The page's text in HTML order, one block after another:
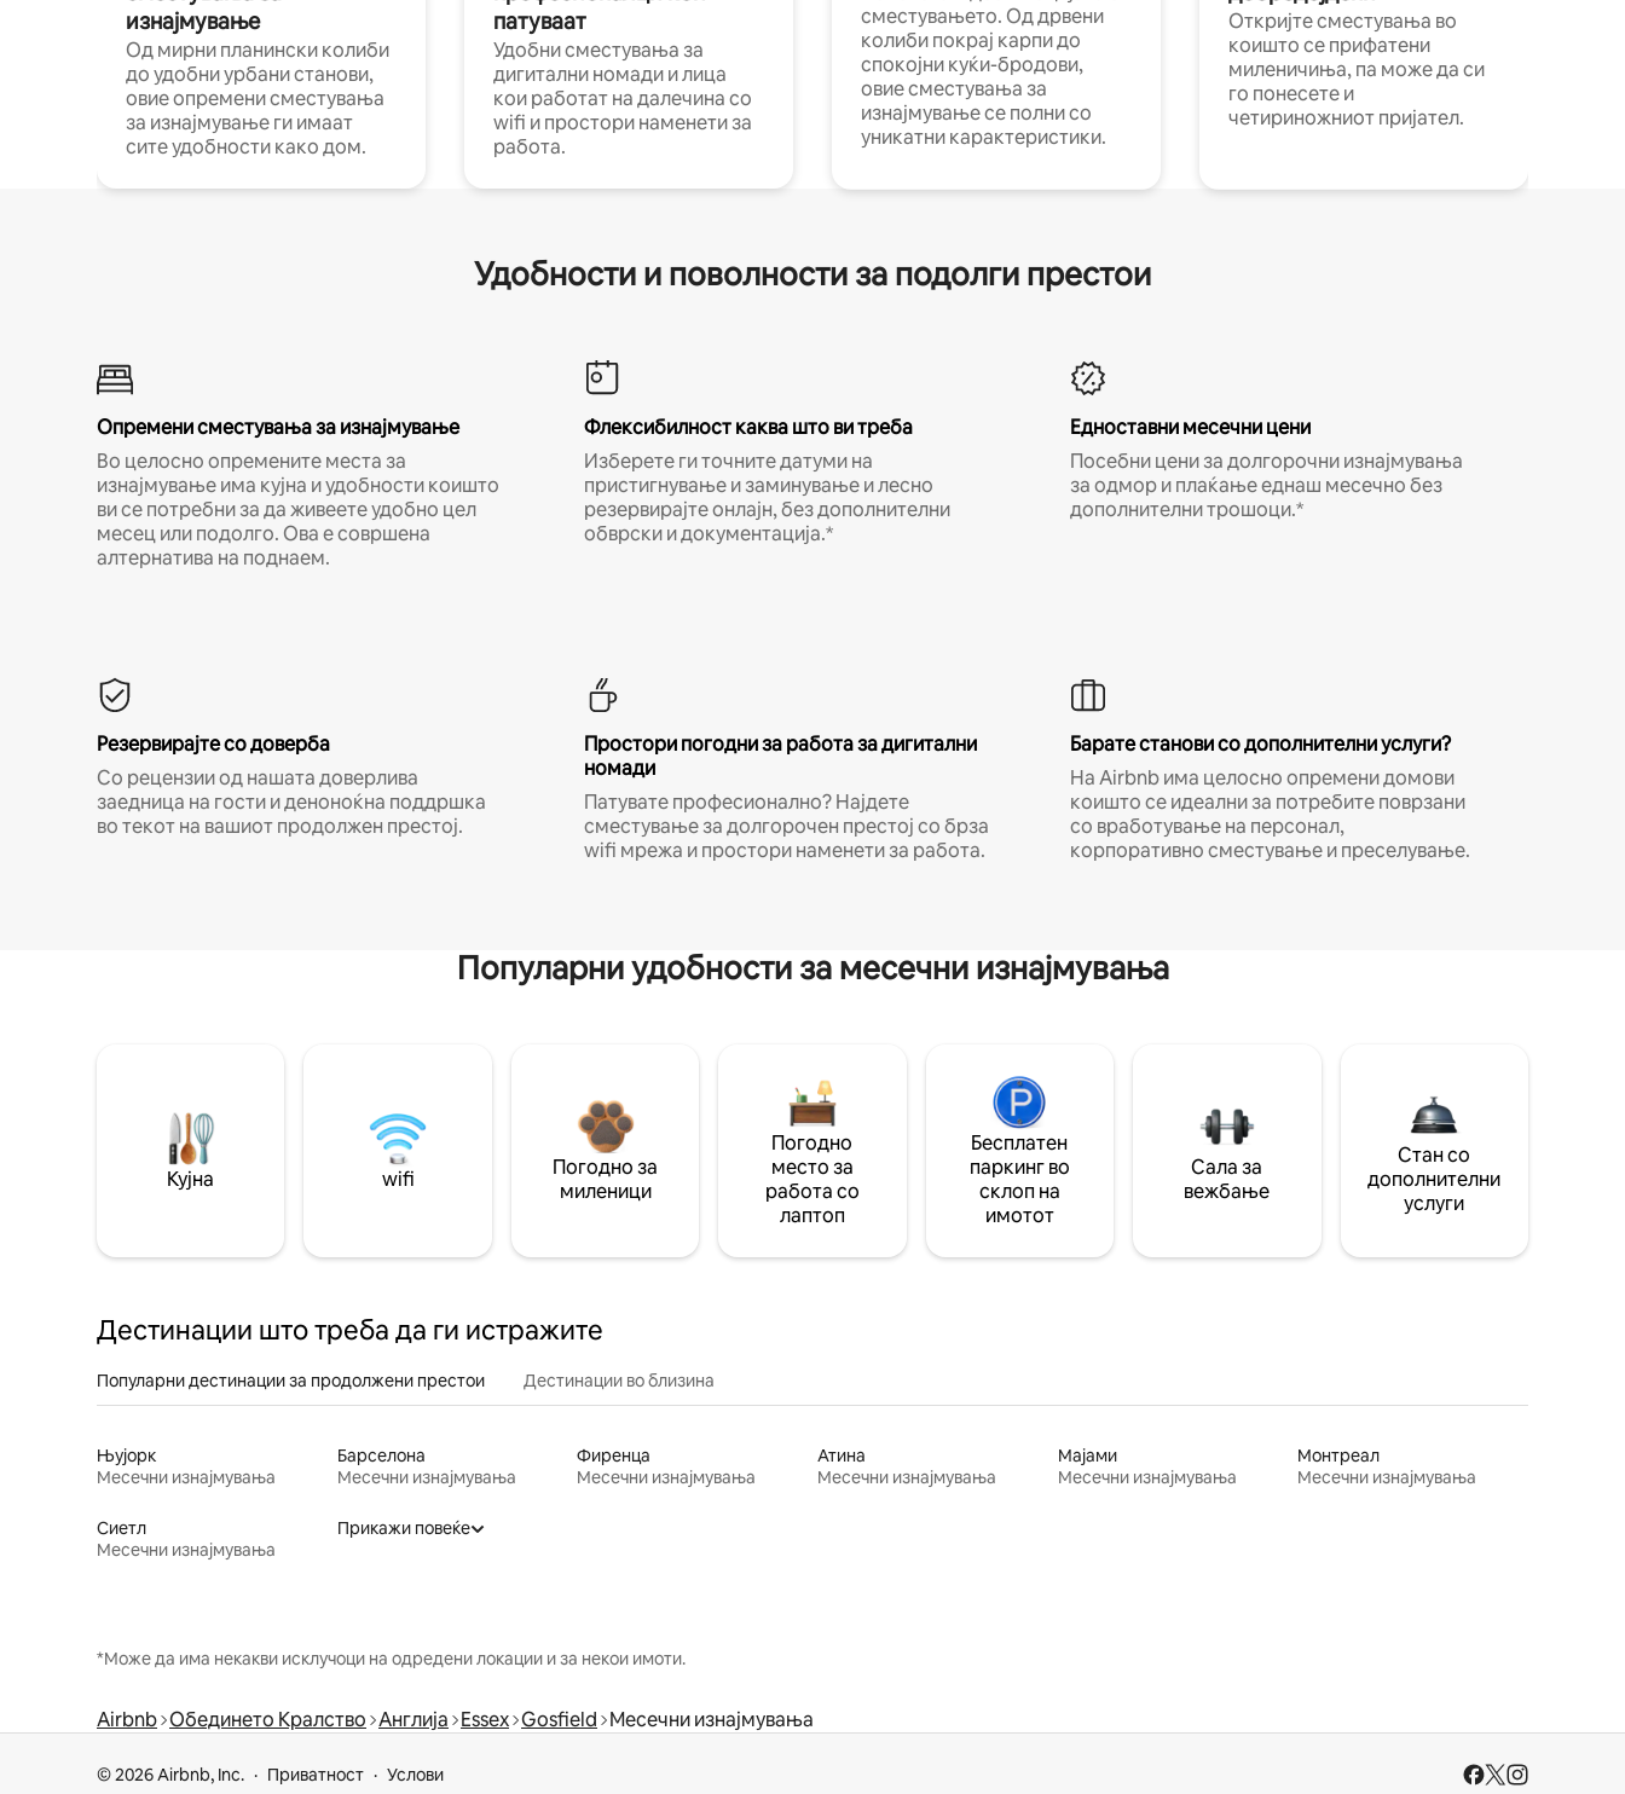
изнајмување
Од мирни планински колиби
до удобни урбани станови,
овие опремени сместувања
за изнајмување ги имаат
сите удобности како дом.
патуваат
Удобни сместувања за
дигитални номади и лица
кои работат на далечина со
wifi и простори наменети за
работа.
сместувањето. Од дрвени
колиби покрај карпи до
спокојни куќи-бродови,
овие сместувања за
изнајмување се полни со
уникатни карактеристики.
Откријте сместувања во
коишто се прифатени
миленичиња, па може да си
го понесете и
четириножниот пријател.
Удобности и поволности за подолги престои
Опремени сместувања за изнајмување
Во целосно опремените места за
изнајмување има кујна и удобности коишто
ви се потребни за да живеете удобно цел
месец или подолго. Ова е совршена
алтернатива на поднаем.
Флексибилност каква што ви треба
Изберете ги точните датуми на
пристигнување и заминување и лесно
резервирајте онлајн, без дополнителни
обврски и документација.*
Едноставни месечни цени
Посебни цени за долгорочни изнајмувања
за одмор и плаќање еднаш месечно без
дополнителни трошоци.*
Резервирајте со доверба
Со рецензии од нашата доверлива
заедница на гости и деноноќна поддршка
во текот на вашиот продолжен престој.
Простори погодни за работа за дигитални
номади
Патувате професионално? Најдете
сместување за долгорочен престој со брза
wifi мрежа и простори наменети за работа.
Барате станови со дополнителни услуги?
На Airbnb има целосно опремени домови
коишто се идеални за потребите поврзани
со вработување на персонал,
корпоративно сместување и преселување.
Популарни удобности за месечни изнајмувања
Кујна wifi
Погодно за
миленици
Погодно
место за
работа со
лаптоп
Бесплатен
паркинг во
склоп на
имотот
Сала за
вежбање
Стан со
дополнителни
услуги
Дестинации што треба да ги истражите
Популарни дестинации за продолжени престои Дестинации во близина
Њујорк
Месечни изнајмувања
Барселона
Месечни изнајмувања
Фиренца
Месечни изнајмувања
Атина
Месечни изнајмувања
Мајами
Месечни изнајмувања
Монтреал
Месечни изнајмувања
Сиетл
Месечни изнајмувања
Прикажи повеќе
*Може да има некакви исклучоци на одредени локации и за некои имоти.
Airbnb Обединето Кралство Англија Essex Gosfield Месечни изнајмувања
© 2026 Airbnb, Inc. Приватност Услови